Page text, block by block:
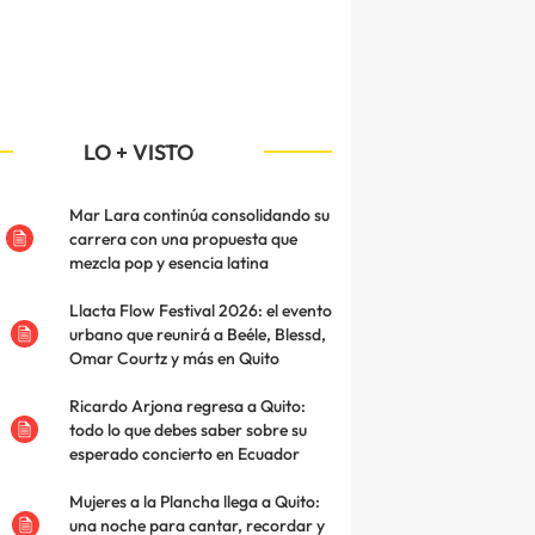
LO + VISTO
Mar Lara continúa consolidando su
carrera con una propuesta que
mezcla pop y esencia latina
Llacta Flow Festival 2026: el evento
urbano que reunirá a Beéle, Blessd,
Omar Courtz y más en Quito
Ricardo Arjona regresa a Quito:
todo lo que debes saber sobre su
esperado concierto en Ecuador
Mujeres a la Plancha llega a Quito:
una noche para cantar, recordar y